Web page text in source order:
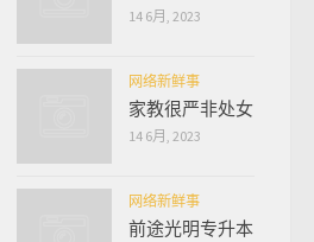
14 6月, 2023
网络新鲜事
家教很严非处女
14 6月, 2023
网络新鲜事
前途光明专升本